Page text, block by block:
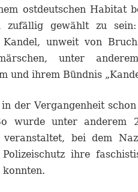
ostdeutschen Habitat
zufällig gewählt zu sein:
unweit von
unter
und ihrem Bündnis
der Vergangenheit
wurde unter anderem
veranstaltet, bei dem
ihre